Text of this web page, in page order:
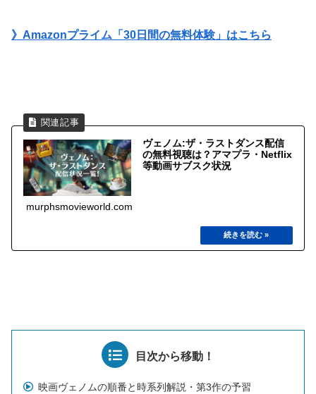
》Amazonプライム「30日間の無料体験」はこちら
ヴェノム:ザ・ラストダンス配信
の無料視聴は？アマプラ・Netflix
等動画サブスク状況
murphsmovieworld.com
目次から移動！
映画ヴェノムの順番と時系列解説・第3作の予習